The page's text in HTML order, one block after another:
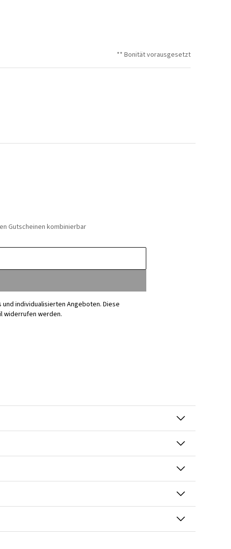
** Bonität vorausgesetzt
Gutscheinen kombinierbar
individualisierten Angeboten. Diese
widerrufen werden.